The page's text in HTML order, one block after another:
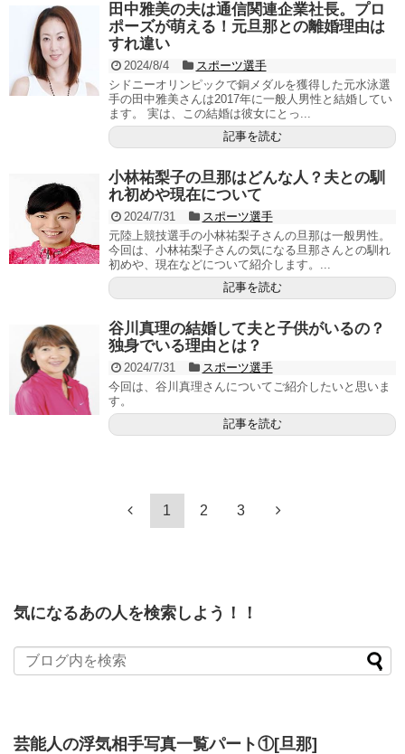
田中雅美の夫は通信関連企業社長。プロ
ポーズが萌える！元旦那との離婚理由は
すれ違い
2024/8/4
スポーツ選手
シドニーオリンピックで銅メダルを獲得した元水泳選
手の田中雅美さんは2017年に一般人男性と結婚してい
ます。 実は、この結婚は彼女にとっ...
記事を読む
小林祐梨子の旦那はどんな人？夫との馴
れ初めや現在について
2024/7/31
スポーツ選手
元陸上競技選手の小林祐梨子さんの旦那は一般男性。
今回は、小林祐梨子さんの気になる旦那さんとの馴れ
初めや、現在などについて紹介します。...
記事を読む
谷川真理の結婚して夫と子供がいるの？
独身でいる理由とは？
2024/7/31
スポーツ選手
今回は、谷川真理さんについてご紹介したいと思いま
す。
記事を読む
1 2 3
気になるあの人を検索しよう！！
芸能人の浮気相手写真一覧パート①[旦那]